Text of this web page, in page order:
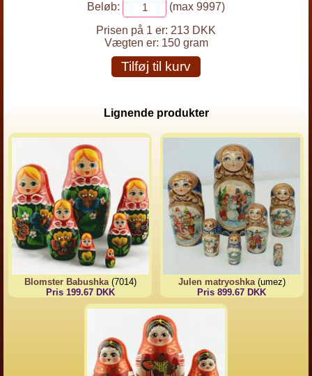
Beløb:
(max 9997)
Prisen på 1 er: 213 DKK
Vægten er: 150 gram
Tilføj til kurv
Lignende produkter
Blomster Babushka(7014)
Pris 199.67 DKK
Julen matryoshka(umez)
Pris 899.67 DKK